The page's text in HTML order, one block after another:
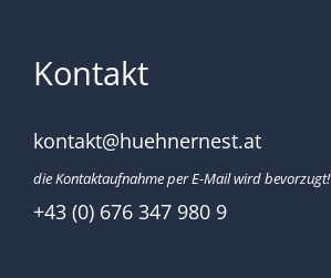
Kontakt
kontakt@huehnernest.at
die Kontaktaufnahme per E-Mail wird bevorzugt!
+43 (0) 676 347 980 9